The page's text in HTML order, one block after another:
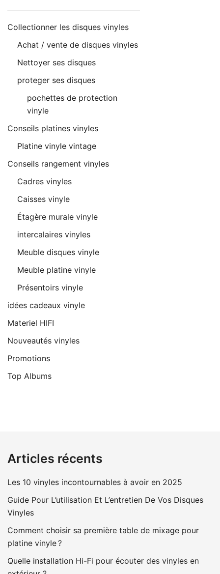
Collectionner les disques vinyles
Achat / vente de disques vinyles
Nettoyer ses disques
proteger ses disques
pochettes de protection
vinyle
Conseils platines vinyles
Platine vinyle vintage
Conseils rangement vinyles
Cadres vinyles
Caisses vinyle
Étagère murale vinyle
intercalaires vinyles
Meuble disques vinyle
Meuble platine vinyle
Présentoirs vinyle
idées cadeaux vinyle
Materiel HIFI
Nouveautés vinyles
Promotions
Top Albums
Articles récents
Les 10 vinyles incontournables à avoir en 2025
Guide Pour L’utilisation Et L’entretien De Vos Disques
Vinyles
Comment choisir sa première table de mixage pour
platine vinyle ?
Quelle installation Hi-Fi pour écouter des vinyles en